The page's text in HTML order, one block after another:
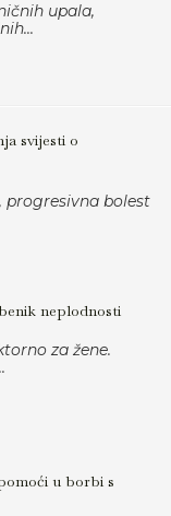
upala,
svijesti o
progresivna bolest
neplodnosti
za žene.
u borbi s